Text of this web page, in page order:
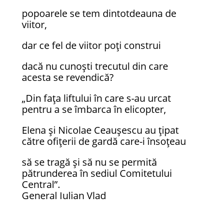
popoarele se tem dintotdeauna de
viitor,
dar ce fel de viitor poți construi
dacă nu cunoști trecutul din care
acesta se revendică?
„Din faţa liftului în care s-au urcat
pentru a se îmbarca în elicopter,
Elena şi Nicolae Ceauşescu au ţipat
către ofiţerii de gardă care-i însoţeau
să se tragă şi să nu se permită
pătrunderea în sediul Comitetului
Central”.
General Iulian Vlad